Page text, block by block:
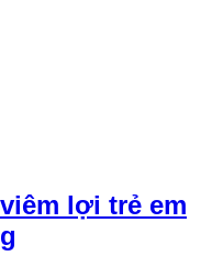
lợi trẻ em